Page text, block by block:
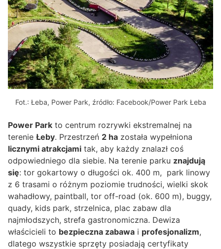
Fot.: Łeba, Power Park, źródło: Facebook/Power Park Łeba
Power Park to centrum rozrywki ekstremalnej na
terenie Łeby. Przestrzeń 2 ha została wypełniona
licznymi atrakcjami tak, aby każdy znalazł coś
odpowiedniego dla siebie. Na terenie parku znajdują
się: tor gokartowy o długości ok. 400 m, park linowy
z 6 trasami o różnym poziomie trudności, wielki skok
wahadłowy, paintball, tor off-road (ok. 600 m), buggy,
quady, kids park, strzelnica, plac zabaw dla
najmłodszych, strefa gastronomiczna. Dewiza
właścicieli to bezpieczna zabawa i profesjonalizm,
dlatego wszystkie sprzęty posiadają certyfikaty